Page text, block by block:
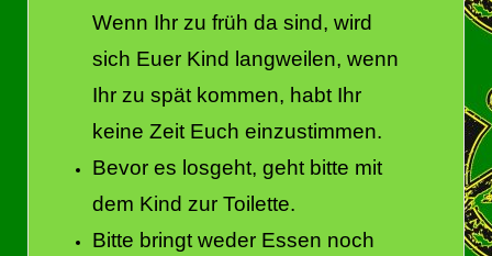
Wenn Ihr zu früh da sind, wird
sich Euer Kind langweilen, wenn
Ihr zu spät kommen, habt Ihr
keine Zeit Euch einzustimmen.
Bevor es losgeht, geht bitte mit
dem Kind zur Toilette.
Bitte bringt weder Essen noch